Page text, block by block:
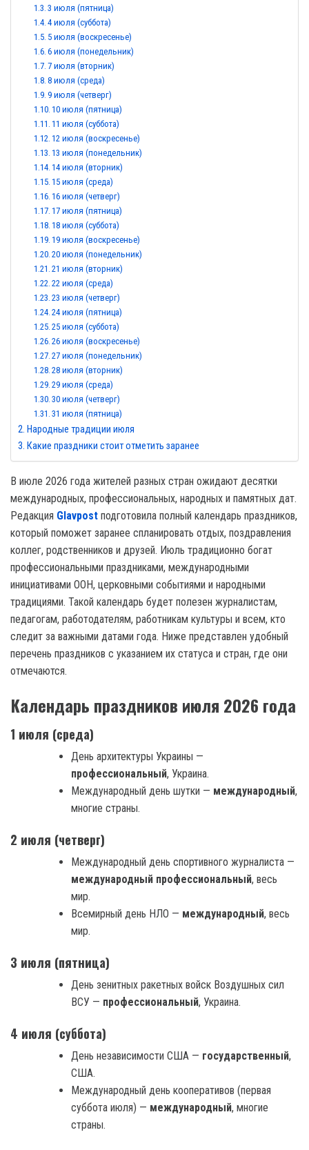
3 июля (пятница)
4 июля (суббота)
5 июля (воскресенье)
6 июля (понедельник)
7 июля (вторник)
8 июля (среда)
9 июля (четверг)
10 июля (пятница)
11 июля (суббота)
12 июля (воскресенье)
13 июля (понедельник)
14 июля (вторник)
15 июля (среда)
16 июля (четверг)
17 июля (пятница)
18 июля (суббота)
19 июля (воскресенье)
20 июля (понедельник)
21 июля (вторник)
22 июля (среда)
23 июля (четверг)
24 июля (пятница)
25 июля (суббота)
26 июля (воскресенье)
27 июля (понедельник)
28 июля (вторник)
29 июля (среда)
30 июля (четверг)
31 июля (пятница)
Народные традиции июля
Какие праздники стоит отметить заранее
В июле 2026 года жителей разных стран ожидают десятки
международных, профессиональных, народных и памятных дат.
Редакция Glavpost подготовила полный календарь праздников,
который поможет заранее спланировать отдых, поздравления
коллег, родственников и друзей. Июль традиционно богат
профессиональными праздниками, международными
инициативами ООН, церковными событиями и народными
традициями. Такой календарь будет полезен журналистам,
педагогам, работодателям, работникам культуры и всем, кто
следит за важными датами года. Ниже представлен удобный
перечень праздников с указанием их статуса и стран, где они
отмечаются.
Календарь праздников июля 2026 года
1 июля (среда)
День архитектуры Украины —
профессиональный, Украина.
Международный день шутки — международный,
многие страны.
2 июля (четверг)
Международный день спортивного журналиста —
международный профессиональный, весь
мир.
Всемирный день НЛО — международный, весь
мир.
3 июля (пятница)
День зенитных ракетных войск Воздушных сил
ВСУ — профессиональный, Украина.
4 июля (суббота)
День независимости США — государственный,
США.
Международный день кооперативов (первая
суббота июля) — международный, многие
страны.